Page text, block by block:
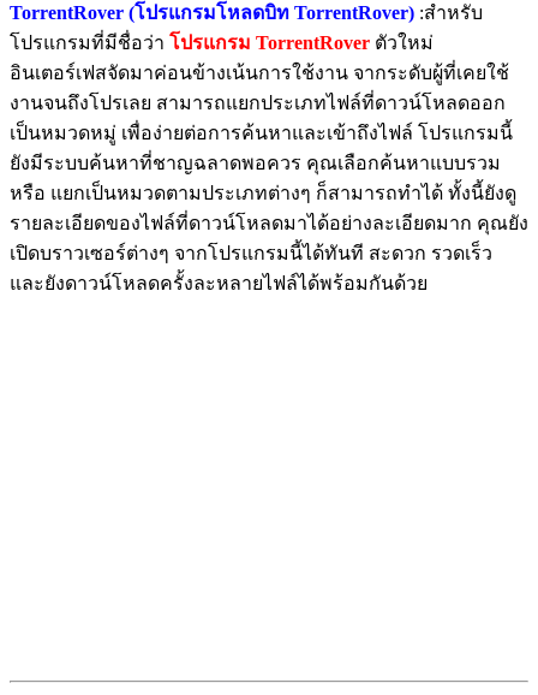
TorrentRover (โปรแกรมโหลดบิท TorrentRover) :สำหรับ
โปรแกรมที่มีชื่อว่า โปรแกรม TorrentRover ตัวใหม่
อินเตอร์เฟสจัดมาค่อนข้างเน้นการใช้งาน จากระดับผู้ที่เคยใช้
งานจนถึงโปรเลย สามารถแยกประเภทไฟล์ที่ดาวน์โหลดออก
เป็นหมวดหมู่ เพื่อง่ายต่อการค้นหาและเข้าถึงไฟล์ โปรแกรมนี้
ยังมีระบบค้นหาที่ชาญฉลาดพอควร คุณเลือกค้นหาแบบรวม
หรือ แยกเป็นหมวดตามประเภทต่างๆ ก็สามารถทำได้ ทั้งนี้ยังดู
รายละเอียดของไฟล์ที่ดาวน์โหลดมาได้อย่างละเอียดมาก คุณยัง
เปิดบราวเซอร์ต่างๆ จากโปรแกรมนี้ได้ทันที สะดวก รวดเร็ว
และยังดาวน์โหลดครั้งละหลายไฟล์ได้พร้อมกันด้วย